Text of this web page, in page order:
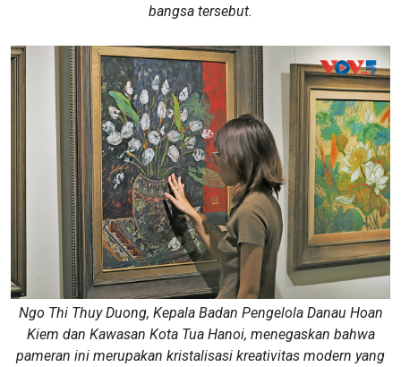
bangsa tersebut.
Ngo Thi Thuy Duong, Kepala Badan Pengelola Danau Hoan
Kiem dan Kawasan Kota Tua Hanoi, menegaskan bahwa
pameran ini merupakan kristalisasi kreativitas modern yang